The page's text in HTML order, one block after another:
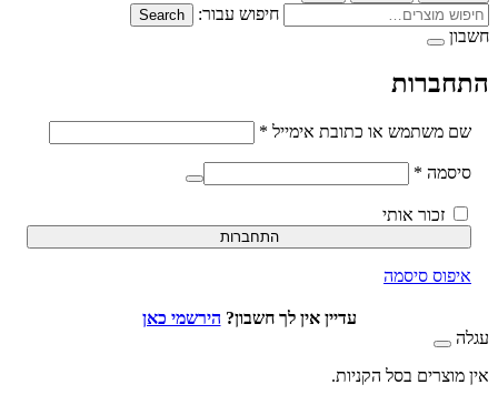
חיפוש עבור: Search
משתמש או כתובת אימייל*חובה
*חובה
זכור אותי
התחברות
סיסמה
עדיין אין לך חשבון?הירשמי כאן
בסל הקניות.